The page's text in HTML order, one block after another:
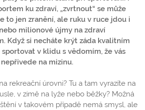
ku zdraví, „zvrtnout“ se může
to jen zranění, ale ruku v ruce jdou i
milionové újmy na zdraví
Když si necháte krýt záda kvalitním
v klidu s vědomím, že vás
na mizinu.
rekreační úrovni? Tu a tam vyrazíte na
v zimě na lyže nebo běžky? Možná
v takovém případě nemá smysl, ale